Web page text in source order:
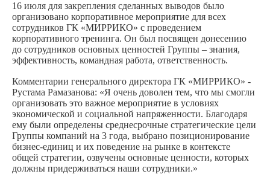
16 июля для закрепления сделанных выводов было
организовано корпоративное мероприятие для всех
сотрудников ГК «МИРРИКО» с проведением
корпоративного тренинга. Он был посвящен донесению
до сотрудников основных ценностей Группы – знания,
эффективность, командная работа, ответственность.
Комментарии генерального директора ГК «МИРРИКО» -
Рустама Рамазанова: «Я очень доволен тем, что мы смогли
организовать это важное мероприятие в условиях
экономической и социальной напряженности. Благодаря
ему были определены среднесрочные стратегические цели
Группы компаний на 3 года, выбрано позиционирование
бизнес-единиц и их поведение на рынке в контексте
общей стратегии, озвучены основные ценности, которых
должны придерживаться наши сотрудники.»